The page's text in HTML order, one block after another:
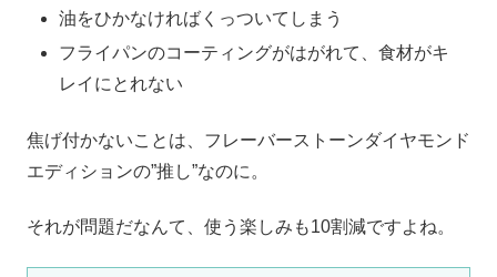
油をひかなければくっついてしまう
フライパンのコーティングがはがれて、食材がキ
レイにとれない
焦げ付かないことは、フレーバーストーンダイヤモンド
エディションの”推し”なのに。
それが問題だなんて、使う楽しみも10割減ですよね。